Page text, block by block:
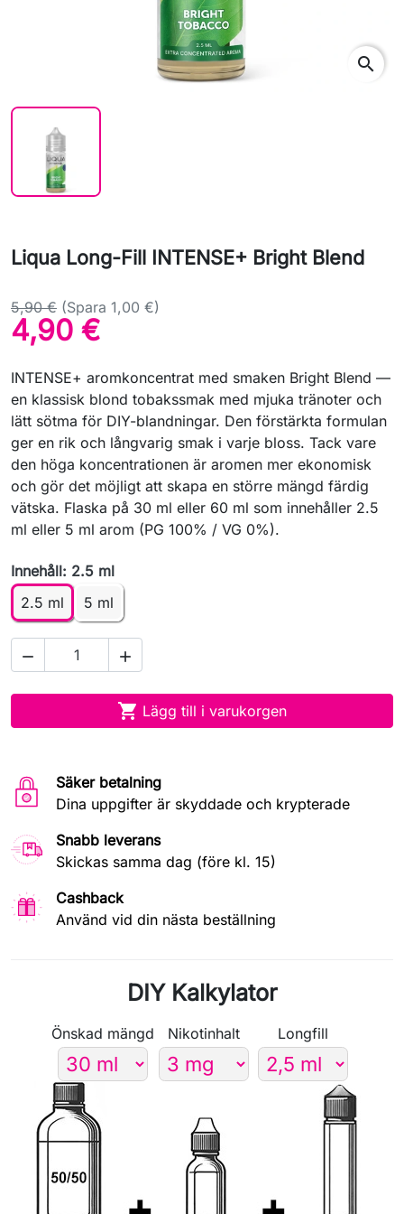
search
Liqua Long-Fill INTENSE+ Bright Blend
5,90 € (Spara 1,00 €)
4,90 €
INTENSE+ aromkoncentrat med smaken Bright Blend —
en klassisk blond tobakssmak med mjuka tränoter och
lätt sötma för DIY-blandningar. Den förstärkta formulan
ger en rik och långvarig smak i varje bloss. Tack vare
den höga koncentrationen är aromen mer ekonomisk
och gör det möjligt att skapa en större mängd färdig
vätska. Flaska på 30 ml eller 60 ml som innehåller 2.5
ml eller 5 ml arom (PG 100% / VG 0%).
Innehåll: 2.5 ml
2.5 ml
5 ml
 
 Lägg till i varukorgen
Säker betalning
Dina uppgifter är skyddade och krypterade
Snabb leverans
Skickas samma dag (före kl. 15)
Cashback
Använd vid din nästa beställning
DIY Kalkylator
Önskad mängd Nikotinhalt Longfill